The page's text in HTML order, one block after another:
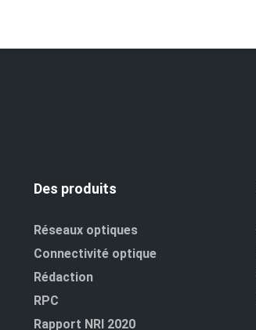
Des produits
Réseaux optiques
Connectivité optique
Rédaction
RPC
Rapport NRI 2020